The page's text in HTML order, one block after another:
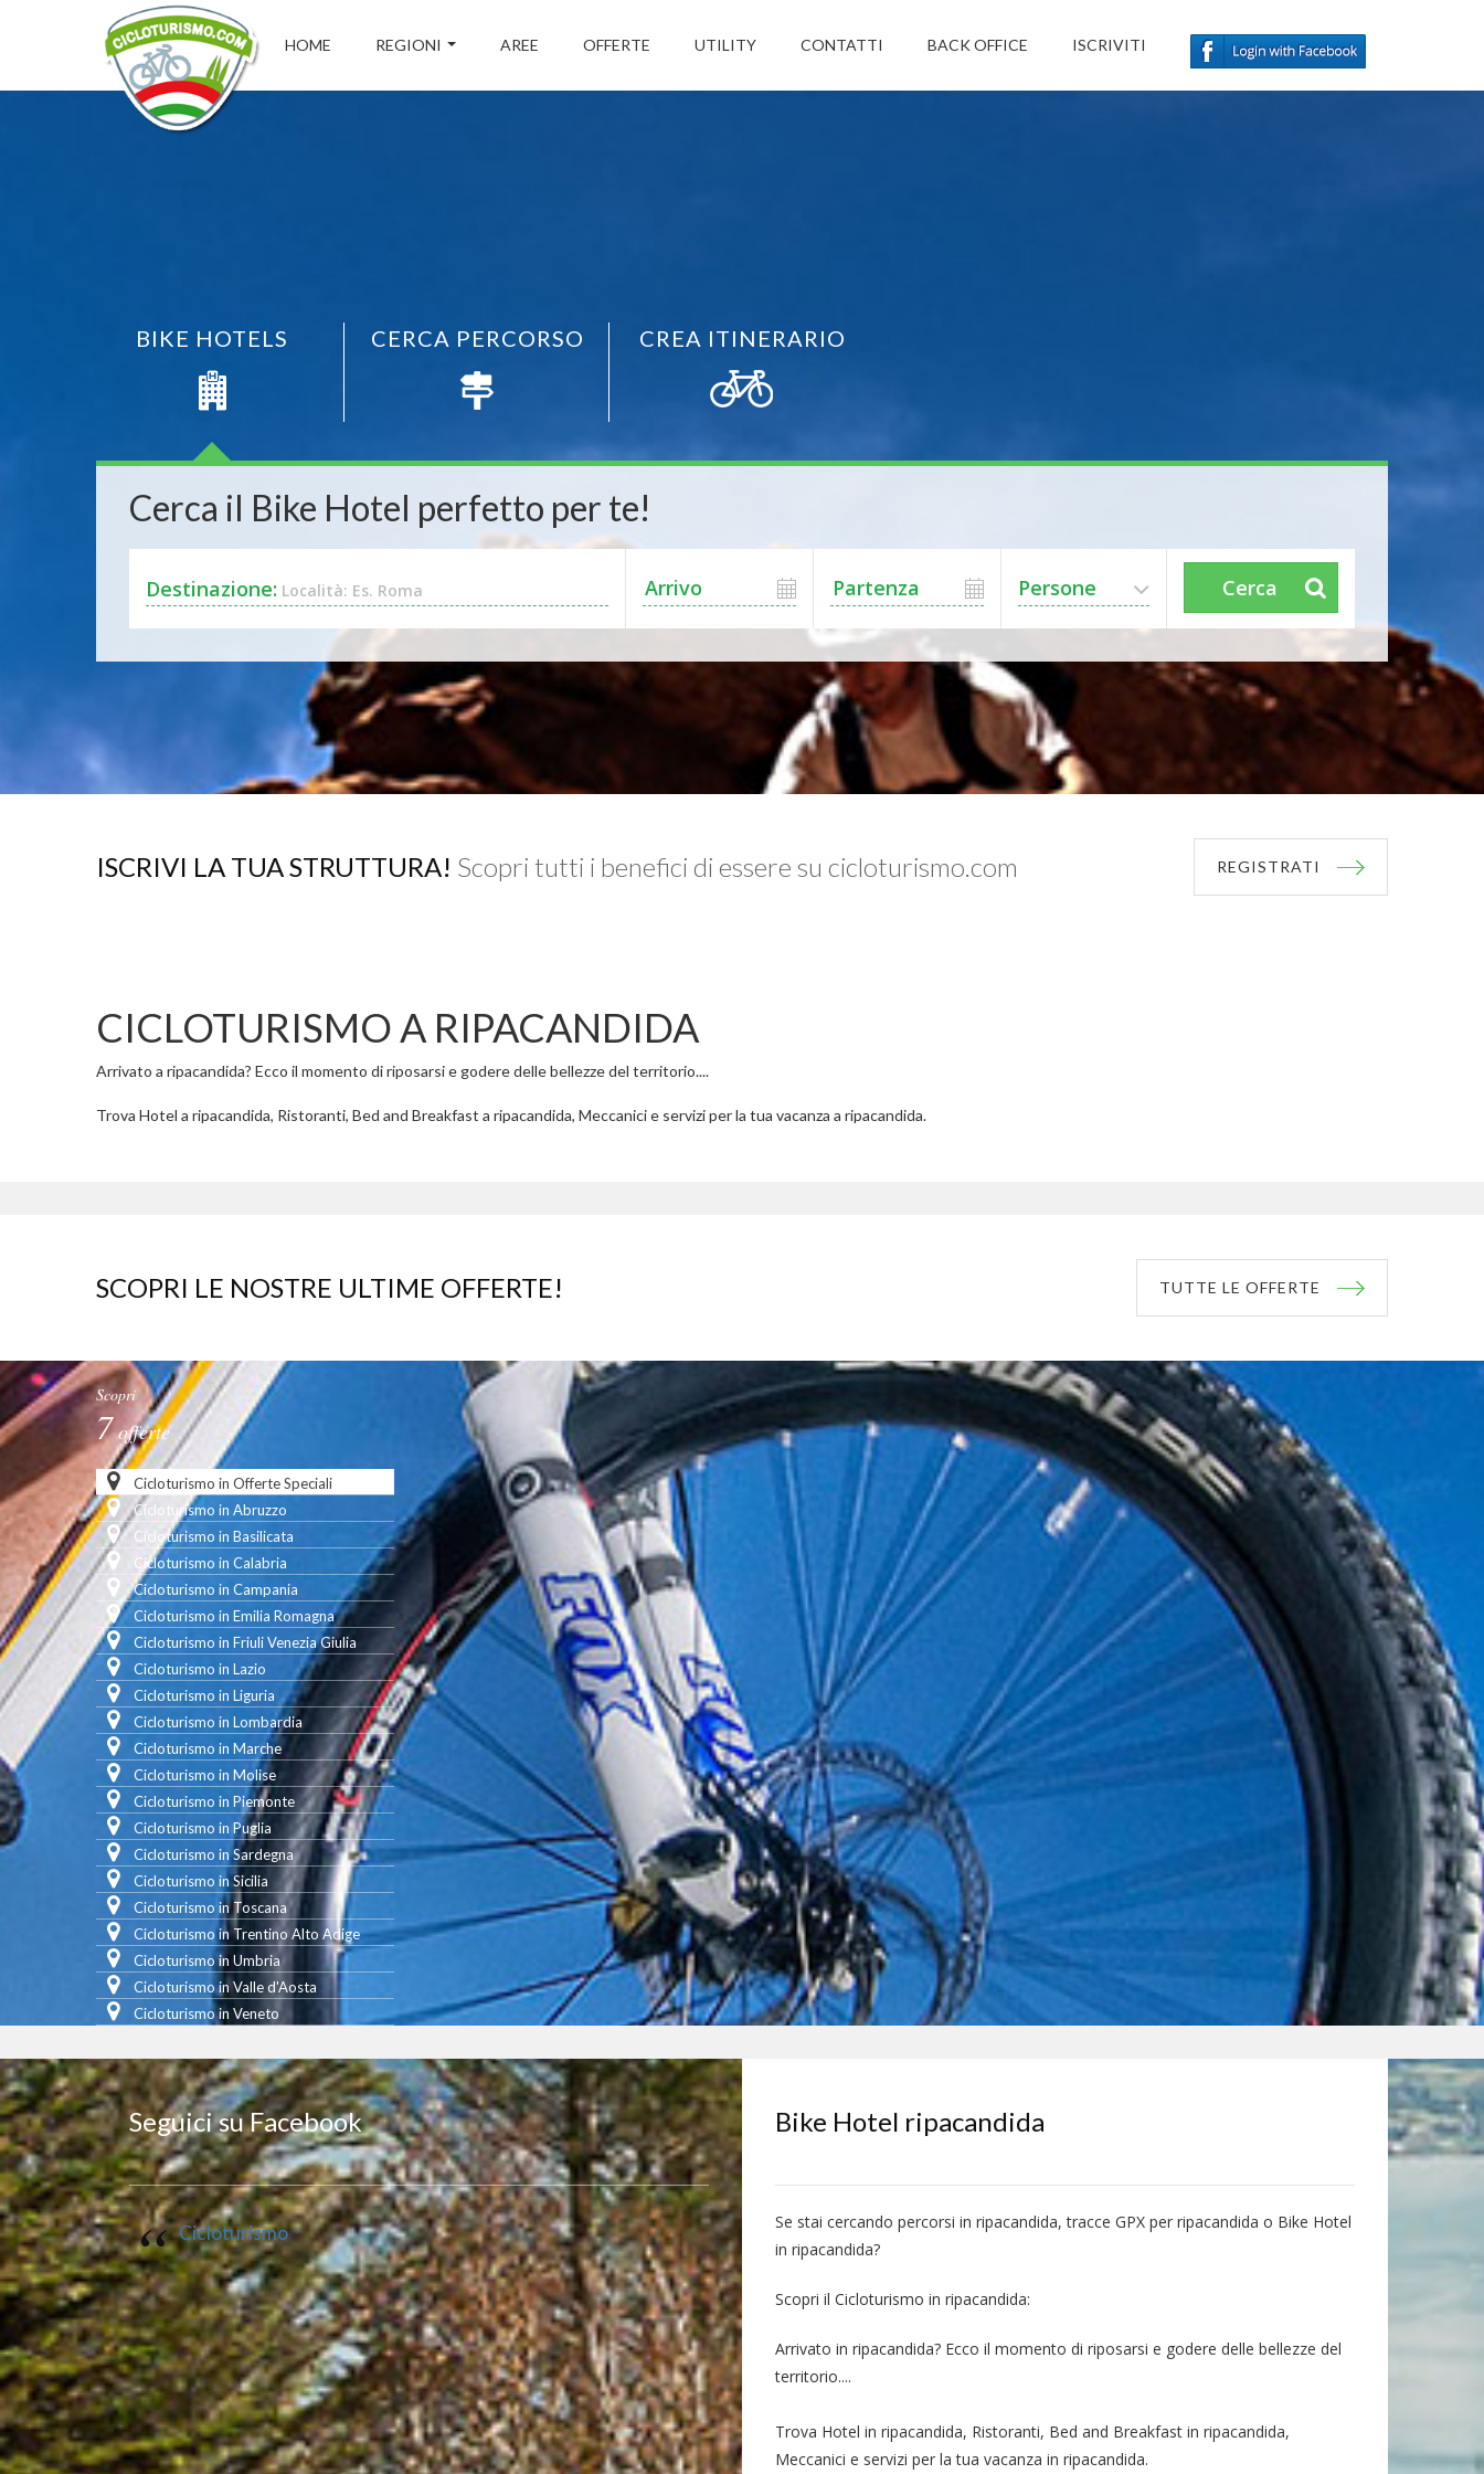
HOME REGIONI AREE OFFERTE UTILITY CONTATTI BACK OFFICE ISCRIVITI
BIKE HOTELS CERCA PERCORSO CREA ITINERARIO
Cerca il Bike Hotel perfetto per te!
Destinazione: Località: Es. Roma Persone Cerca
ISCRIVI LA TUA STRUTTURA! Scopri tutti i benefici di essere su cicloturismo.com REGISTRATI
CICLOTURISMO A RIPACANDIDA
Arrivato a ripacandida? Ecco il momento di riposarsi e godere delle bellezze del territorio....
Trova Hotel a ripacandida, Ristoranti, Bed and Breakfast a ripacandida, Meccanici e servizi per la tua vacanza a ripacandida.
SCOPRI LE NOSTRE ULTIME OFFERTE! TUTTE LE OFFERTE
Scopri
7offerte
Cicloturismo in Offerte Speciali
Cicloturismo in Abruzzo
Cicloturismo in Basilicata
Cicloturismo in Calabria
Cicloturismo in Campania
Cicloturismo in Emilia Romagna
Cicloturismo in Friuli Venezia Giulia
Cicloturismo in Lazio
Cicloturismo in Liguria
Cicloturismo in Lombardia
Cicloturismo in Marche
Cicloturismo in Molise
Cicloturismo in Piemonte
Cicloturismo in Puglia
Cicloturismo in Sardegna
Cicloturismo in Sicilia
Cicloturismo in Toscana
Cicloturismo in Trentino Alto Adige
Cicloturismo in Umbria
Cicloturismo in Valle d'Aosta
Cicloturismo in Veneto
Seguici su Facebook
Cicloturismo
Bike Hotel ripacandida
Se stai cercando percorsi in ripacandida, tracce GPX per ripacandida o Bike Hotel
in ripacandida?
Scopri il Cicloturismo in ripacandida:
Arrivato in ripacandida? Ecco il momento di riposarsi e godere delle bellezze del
territorio....
Trova Hotel in ripacandida, Ristoranti, Bed and Breakfast in ripacandida,
Meccanici e servizi per la tua vacanza in ripacandida.